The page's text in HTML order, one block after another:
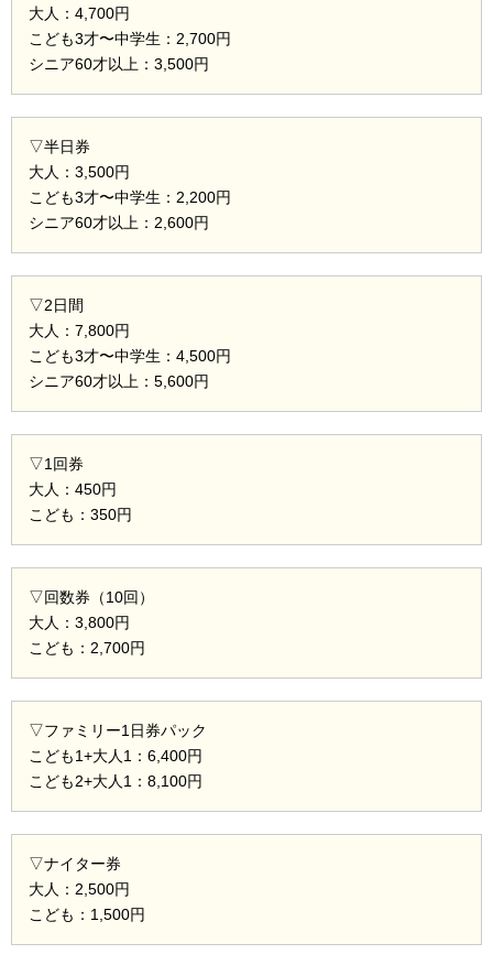
大人：4,700円
こども3才〜中学生：2,700円
シニア60才以上：3,500円
▽半日券
大人：3,500円
こども3才〜中学生：2,200円
シニア60才以上：2,600円
▽2日間
大人：7,800円
こども3才〜中学生：4,500円
シニア60才以上：5,600円
▽1回券
大人：450円
こども：350円
▽回数券（10回）
大人：3,800円
こども：2,700円
▽ファミリー1日券パック
こども1+大人1：6,400円
こども2+大人1：8,100円
▽ナイター券
大人：2,500円
こども：1,500円